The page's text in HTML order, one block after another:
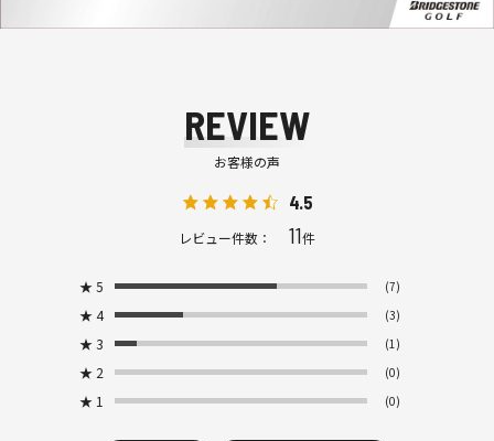
REVIEW
お客様の声
4.5
レビュー件数： 11件
★ 5 (7)
★ 4 (3)
★ 3 (1)
★ 2 (0)
★ 1 (0)